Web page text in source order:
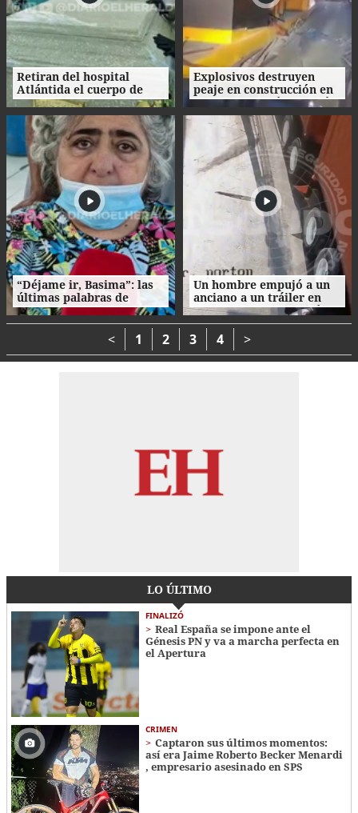
Retiran del hospital
Atlántida el cuerpo de
Nasser Hilsaca
Explosivos destruyen
peaje en construcción en
Colombia un día después
de la investidura de De la
Espriella
“Déjame ir, Basima”: las
últimas palabras de
Nasser Hilsaca antes de
morir
Un hombre empujó a un
anciano a un tráiler en
movimiento y le causó la
muerte
< 1 2 3 4 >
LO ÚLTIMO
FINALIZÓ
Real España se impone ante el
Génesis PN y va a marcha perfecta en
el Apertura
CRIMEN
Captaron sus últimos momentos:
así era Jaime Roberto Becker Menardi​​​
, empresario asesinado en SPS